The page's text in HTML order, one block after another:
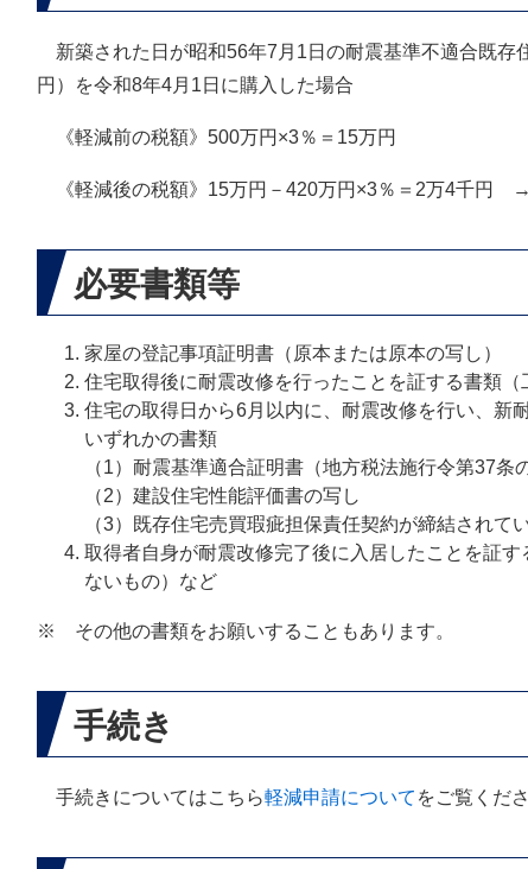
新築された日が昭和56年7月1日の耐震基準不適合既存
円）を令和8年4月1日に購入した場合
《軽減前の税額》500万円×3％＝15万円
《軽減後の税額》15万円－420万円×3％＝2万4千円 →
必要書類等
家屋の登記事項証明書（原本または原本の写し）
住宅取得後に耐震改修を行ったことを証する書類（
住宅の取得日から6月以内に、耐震改修を行い、新
いずれかの書類
（1）耐震基準適合証明書（地方税法施行令第37条
（2）建設住宅性能評価書の写し
（3）既存住宅売買瑕疵担保責任契約が締結されて
取得者自身が耐震改修完了後に入居したことを証
ないもの）など
※ その他の書類をお願いすることもあります。
手続き
手続きについてはこちら軽減申請について をご覧くださ